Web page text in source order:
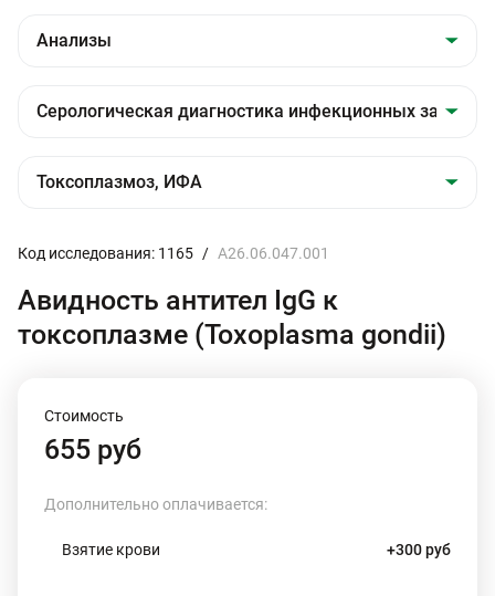
Код исследования: 1165 / A26.06.047.001
Авидность антител IgG к
токсоплазме (Toxoplasma gondii)
Стоимость
655 руб
Дополнительно оплачивается:
Взятие крови +300 руб